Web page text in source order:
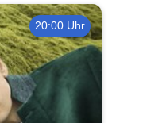
20:00 Uhr